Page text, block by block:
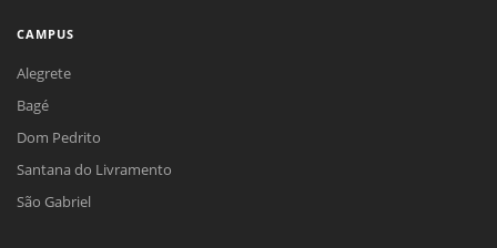
CAMPUS
Alegrete
Bagé
Dom Pedrito
Santana do Livramento
São Gabriel